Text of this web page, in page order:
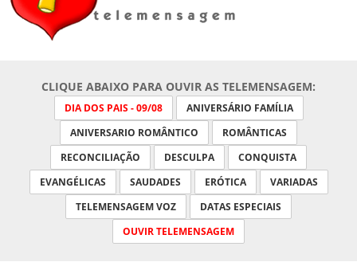
CLIQUE ABAIXO PARA OUVIR AS TELEMENSAGEM:
DIA DOS PAIS - 09/08
ANIVERSÁRIO FAMÍLIA
ANIVERSARIO ROMÂNTICO
ROMÂNTICAS
RECONCILIAÇÃO
DESCULPA
CONQUISTA
EVANGÉLICAS
SAUDADES ERÓTICA
VARIADAS
TELEMENSAGEM VOZ
DATAS ESPECIAIS
OUVIR TELEMENSAGEM